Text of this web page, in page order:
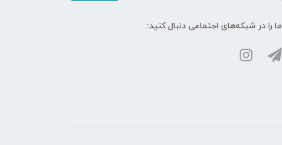
ما را در شبکه‌های اجتماعی دنبال کنید: